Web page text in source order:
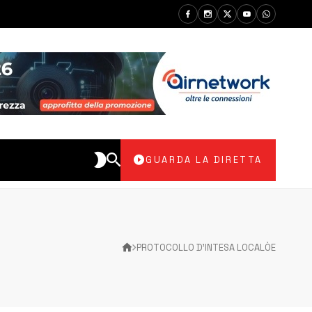
GUARDA LA DIRETTA
PROTOCOLLO D’INTESA LOCALÒE